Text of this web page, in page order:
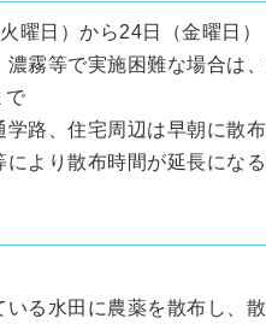
曜日）から24日（金曜日）
霧等で実施困難な場合は、
で
路、住宅周辺は早朝に散布
より散布時間が延長になる
る水田に農薬を散布し、